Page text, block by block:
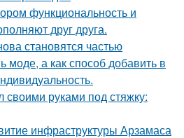
функциональность и
друг друга.
становятся частью
моде, а как способ добавить в
руками под стяжку:
инфраструктуры Арзамаса